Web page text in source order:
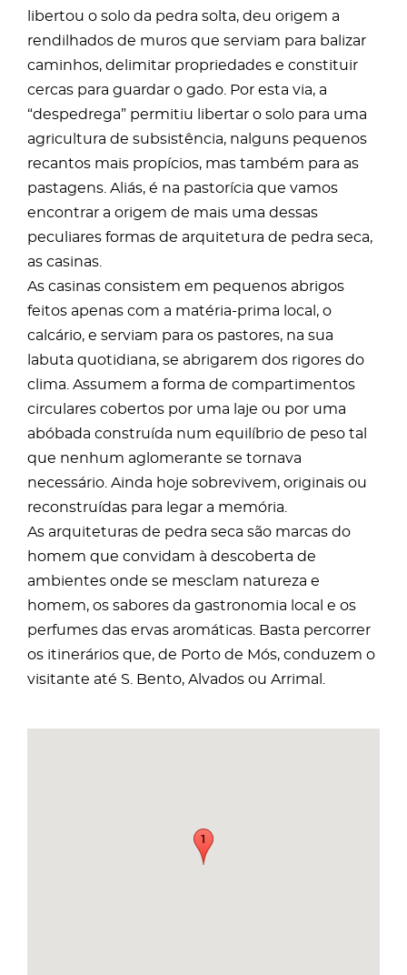
libertou o solo da pedra solta, deu origem a
rendilhados de muros que serviam para balizar
caminhos, delimitar propriedades e constituir
cercas para guardar o gado. Por esta via, a
“despedrega” permitiu libertar o solo para uma
agricultura de subsistência, nalguns pequenos
recantos mais propícios, mas também para as
pastagens. Aliás, é na pastorícia que vamos
encontrar a origem de mais uma dessas
peculiares formas de arquitetura de pedra seca,
as casinas.
As casinas consistem em pequenos abrigos
feitos apenas com a matéria-prima local, o
calcário, e serviam para os pastores, na sua
labuta quotidiana, se abrigarem dos rigores do
clima. Assumem a forma de compartimentos
circulares cobertos por uma laje ou por uma
abóbada construída num equilíbrio de peso tal
que nenhum aglomerante se tornava
necessário. Ainda hoje sobrevivem, originais ou
reconstruídas para legar a memória.
As arquiteturas de pedra seca são marcas do
homem que convidam à descoberta de
ambientes onde se mesclam natureza e
homem, os sabores da gastronomia local e os
perfumes das ervas aromáticas. Basta percorrer
os itinerários que, de Porto de Mós, conduzem o
visitante até S. Bento, Alvados ou Arrimal.